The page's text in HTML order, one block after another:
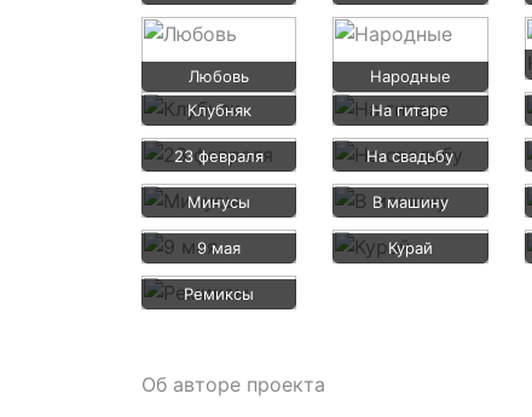
Любовь Народные
Клубняк На гитаре
23 февраля На свадьбу
Минусы В машину
9 мая Курай
Ремиксы
Об авторе проекта